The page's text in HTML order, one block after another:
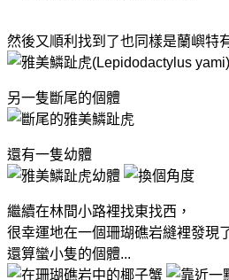
然後又順利找到了也同樣是蘭嶼特
另一隻斷尾的個體
還有一隻幼體
繼續在林間小路裡找東找西，
很幸運地在一個珊瑚礁岩縫裡發現
還算蠻小隻的個體...